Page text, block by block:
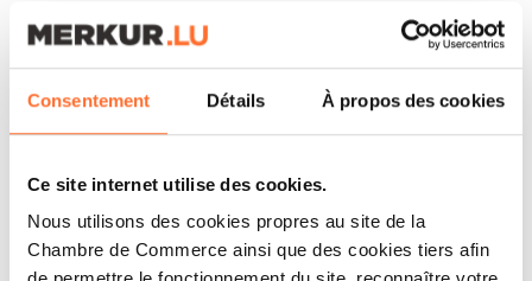
Consentement Détails À propos des cookies
Ce site internet utilise des cookies.
Nous utilisons des cookies propres au site de la
Chambre de Commerce ainsi que des cookies tiers afin